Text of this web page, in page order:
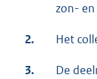
zon-
2. Het
3.
De